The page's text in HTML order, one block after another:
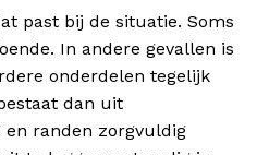
past bij de situatie. Soms
In andere gevallen is
onderdelen tegelijk
dan uit
en randen zorgvuldig